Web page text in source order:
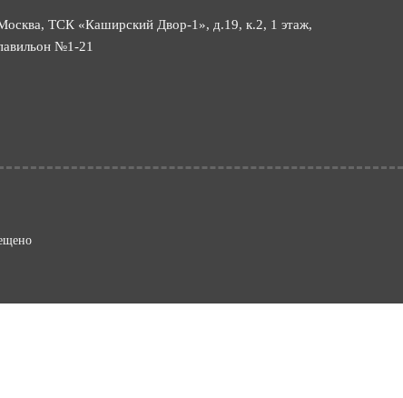
ТСК «Каширский Двор-1», д.19, к.2, 1 этаж,
№1-21